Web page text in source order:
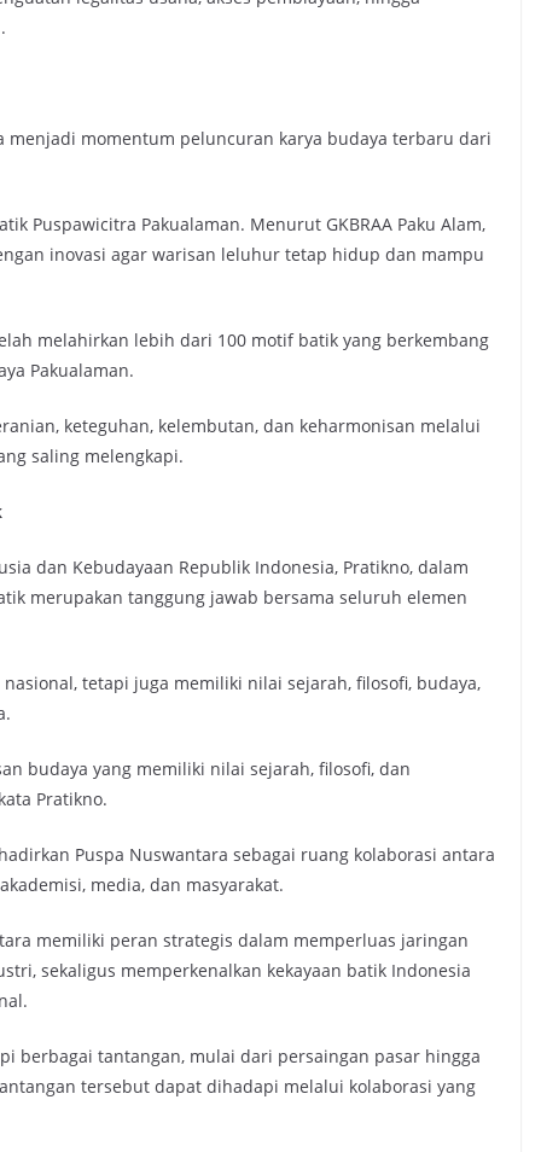
menjadi momentum peluncuran karya budaya terbaru dari
Puspawicitra Pakualaman. Menurut GKBRAA Paku Alam,
inovasi agar warisan leluhur tetap hidup dan mampu
melahirkan lebih dari 100 motif batik yang berkembang
Pakualaman.
keteguhan, kelembutan, dan keharmonisan melalui
saling melengkapi.
dan Kebudayaan Republik Indonesia, Pratikno, dalam
merupakan tanggung jawab bersama seluruh elemen
tetapi juga memiliki nilai sejarah, filosofi, budaya,
budaya yang memiliki nilai sejarah, filosofi, dan
Pratikno.
Puspa Nuswantara sebagai ruang kolaborasi antara
media, dan masyarakat.
memiliki peran strategis dalam memperluas jaringan
sekaligus memperkenalkan kekayaan batik Indonesia
berbagai tantangan, mulai dari persaingan pasar hingga
tersebut dapat dihadapi melalui kolaborasi yang